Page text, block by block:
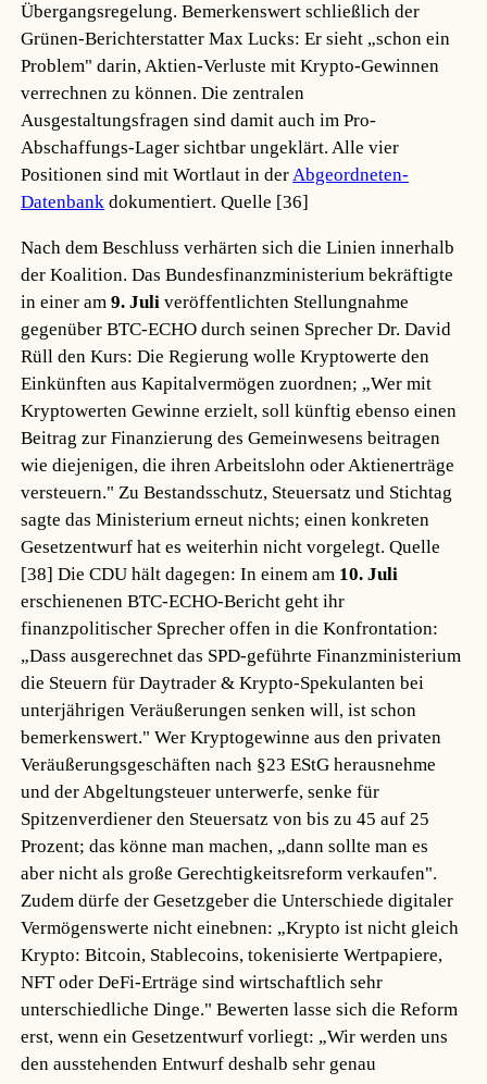
Übergangsregelung. Bemerkenswert schließlich der
Grünen-Berichterstatter Max Lucks: Er sieht „schon ein
Problem" darin, Aktien-Verluste mit Krypto-Gewinnen
verrechnen zu können. Die zentralen
Ausgestaltungsfragen sind damit auch im Pro-
Abschaffungs-Lager sichtbar ungeklärt. Alle vier
Positionen sind mit Wortlaut in derAbgeordneten-
Datenbank dokumentiert.Quelle [36]
Nach dem Beschluss verhärten sich die Linien innerhalb
der Koalition. Das Bundesfinanzministerium bekräftigte
in einer am9. Juli veröffentlichten Stellungnahme
gegenüber BTC-ECHO durch seinen Sprecher Dr. David
Rüll den Kurs: Die Regierung wolle Kryptowerte den
Einkünften aus Kapitalvermögen zuordnen; „Wer mit
Kryptowerten Gewinne erzielt, soll künftig ebenso einen
Beitrag zur Finanzierung des Gemeinwesens beitragen
wie diejenigen, die ihren Arbeitslohn oder Aktienerträge
versteuern." Zu Bestandsschutz, Steuersatz und Stichtag
sagte das Ministerium erneut nichts; einen konkreten
Gesetzentwurf hat es weiterhin nicht vorgelegt.Quelle
[38] Die CDU hält dagegen: In einem am 10. Juli
erschienenen BTC-ECHO-Bericht geht ihr
finanzpolitischer Sprecher offen in die Konfrontation:
„Dass ausgerechnet das SPD-geführte Finanzministerium
die Steuern für Daytrader & Krypto-Spekulanten bei
unterjährigen Veräußerungen senken will, ist schon
bemerkenswert." Wer Kryptogewinne aus den privaten
Veräußerungsgeschäften nach §23 EStG herausnehme
und der Abgeltungsteuer unterwerfe, senke für
Spitzenverdiener den Steuersatz von bis zu 45 auf 25
Prozent; das könne man machen, „dann sollte man es
aber nicht als große Gerechtigkeitsreform verkaufen".
Zudem dürfe der Gesetzgeber die Unterschiede digitaler
Vermögenswerte nicht einebnen: „Krypto ist nicht gleich
Krypto: Bitcoin, Stablecoins, tokenisierte Wertpapiere,
NFT oder DeFi-Erträge sind wirtschaftlich sehr
unterschiedliche Dinge." Bewerten lasse sich die Reform
erst, wenn ein Gesetzentwurf vorliegt: „Wir werden uns
den ausstehenden Entwurf deshalb sehr genau